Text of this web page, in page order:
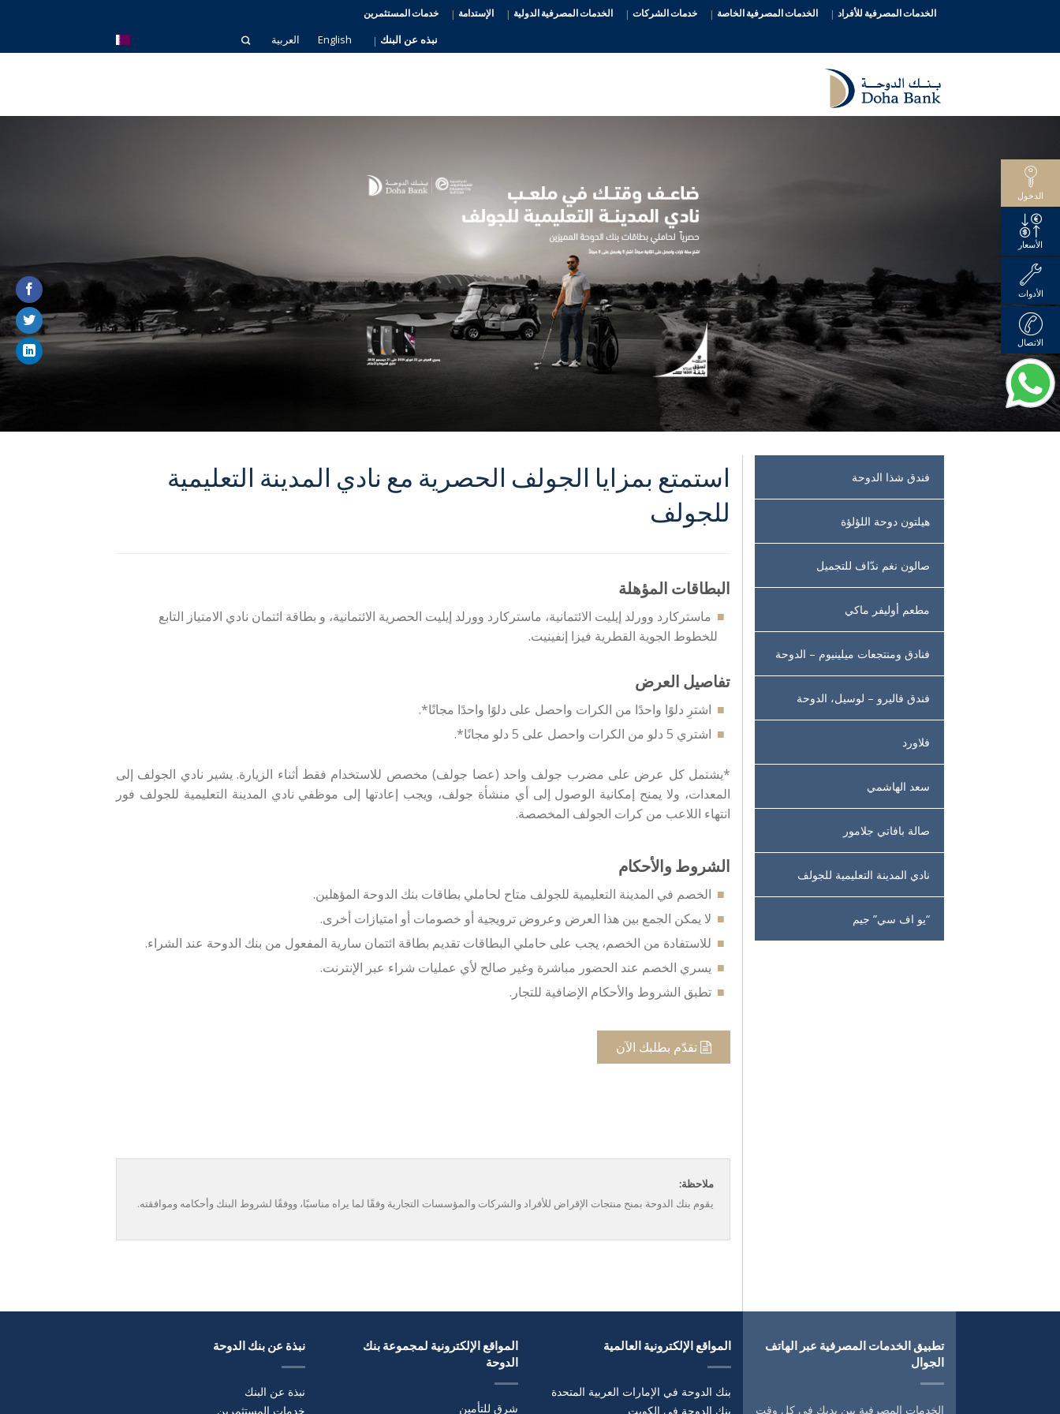
الخدمات المصرفية للأفراد الخدمات المصرفية الخاصة خدمات الشركات الخدمات المصرفية الدولية الإستدامة خدمات المستثمرين
نبذه عن البنك English العربية
استمتع بمزايا الجولف الحصرية مع نادي المدينة التعليمية
للجولف
البطاقات المؤهلة
ماستركارد وورلد إيليت الائتمانية، ماستركارد وورلد إيليت الحصرية الائتمانية، و بطاقة ائتمان نادي الامتياز التابع
للخطوط الجوية القطرية فيزا إنفينيت.
تفاصيل العرض
اشترِ دلوًا واحدًا من الكرات واحصل على دلوًا واحدًا مجانًا*.
اشتري 5 دلو من الكرات واحصل على 5 دلو مجانًا*.
*يشتمل كل عرض على مضرب جولف واحد (عصا جولف) مخصص للاستخدام فقط أثناء الزيارة. يشير نادي الجولف إلى
المعدات، ولا يمنح إمكانية الوصول إلى أي منشأة جولف، ويجب إعادتها إلى موظفي نادي المدينة التعليمية للجولف فور
انتهاء اللاعب من كرات الجولف المخصصة.
الشروط والأحكام
الخصم في المدينة التعليمية للجولف متاح لحاملي بطاقات بنك الدوحة المؤهلين.
لا يمكن الجمع بين هذا العرض وعروض ترويجية أو خصومات أو امتيازات أخرى.
للاستفادة من الخصم، يجب على حاملي البطاقات تقديم بطاقة ائتمان سارية المفعول من بنك الدوحة عند الشراء.
يسري الخصم عند الحضور مباشرة وغير صالح لأي عمليات شراء عبر الإنترنت.
تطبق الشروط والأحكام الإضافية للتجار.
تقدّم بطلبك الآن
ملاحظة:
يقوم بنك الدوحة بمنح منتجات الإقراض للأفراد والشركات والمؤسسات التجارية وفقًا لما يراه مناسبًا، ووفقًا لشروط البنك وأحكامه وموافقته.
فندق شذا الدوحة
هيلتون دوحة اللؤلؤة
صالون نغم ندّاف للتجميل
مطعم أوليفر ماكي
فنادق ومنتجعات ميلينيوم – الدوحة
فندق فاليرو – لوسيل، الدوحة
فلاورد
سعد الهاشمي
صالة بافاتي جلامور
نادي المدينة التعليمية للجولف
“يو اف سي” جيم
نبذة عن بنك الدوحة
نبذة عن البنك
خدمات المستثمرين
المواقع الإلكترونية لمجموعة بنك
الدوحة
شرق للتأمين
المواقع الإلكترونية العالمية
بنك الدوحة في الإمارات العربية المتحدة
بنك الدوحة في الكويت
تطبيق الخدمات المصرفية عبر الهاتف
الجوال
الخدمات المصرفية بين يديك في كل وقت
الدخول
الأسعار
الأدوات
الاتصال